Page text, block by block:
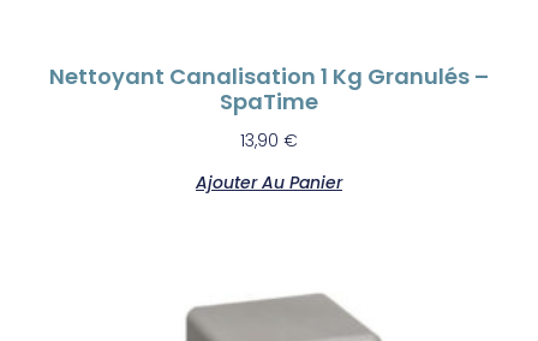
Nettoyant Canalisation 1 Kg Granulés –
SpaTime
13,90 €
Ajouter Au Panier